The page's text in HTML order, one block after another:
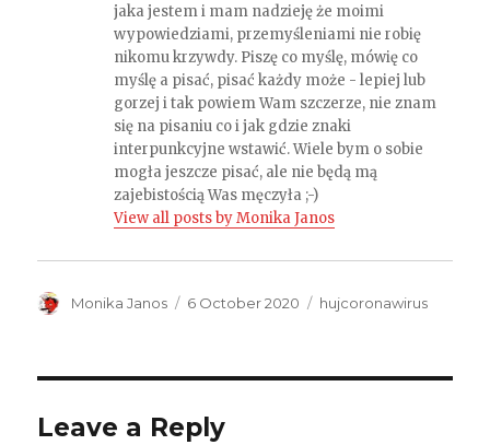
jaka jestem i mam nadzieję że moimi
wypowiedziami, przemyśleniami nie robię
nikomu krzywdy. Piszę co myślę, mówię co
myślę a pisać, pisać każdy może - lepiej lub
gorzej i tak powiem Wam szczerze, nie znam
się na pisaniu co i jak gdzie znaki
interpunkcyjne wstawić. Wiele bym o sobie
mogła jeszcze pisać, ale nie będą mą
zajebistością Was męczyła ;-)
View all posts by Monika Janos
Author
Monika Janos
Posted
6 October 2020 Categories
hujcoronawirus
Leave a Reply